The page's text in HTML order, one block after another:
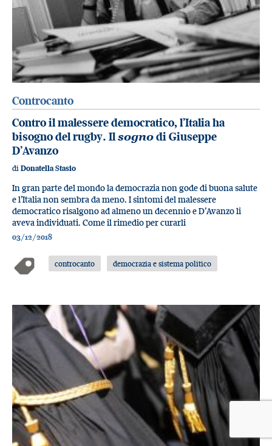
Controcanto
Contro il malessere democratico, l’Italia ha
bisogno del rugby. Ilsognodi Giuseppe
D’Avanzo
di Donatella Stasio
In gran parte del mondo la democrazia non gode di buona salute
e l’Italia non sembra da meno. I sintomi del malessere
democratico risalgono ad almeno un decennio e D’Avanzo li
aveva individuati. Come il rimedio per curarli
03/12/2018
controcanto democrazia e sistema politico